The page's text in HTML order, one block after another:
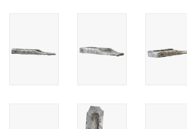
Geschenkkarte kaufen